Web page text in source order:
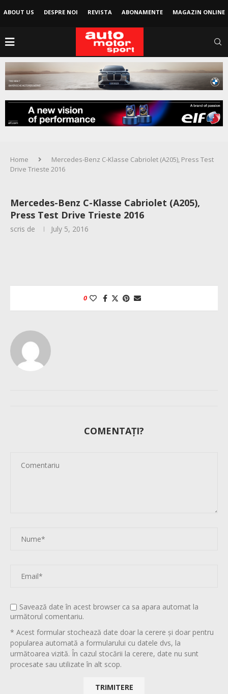
ABOUT US DESPRE NOI REVISTA ABONAMENTE MAGAZIN ONLINE
Home
Mercedes-Benz C-Klasse Cabriolet (A205), Press Test
Drive Trieste 2016
Mercedes-Benz C-Klasse Cabriolet (A205),
Press Test Drive Trieste 2016
scris de July 5, 2016
0
COMENTAȚI?
Savează date în acest browser ca sa apara automat la
următorul comentariu.
* Acest formular stochează date doar la cerere și doar pentru
popularea automată a formularului cu datele dvs, la
următoarea vizită. În cazul stocării la cerere, date nu sunt
procesate sau utilizate în alt scop.